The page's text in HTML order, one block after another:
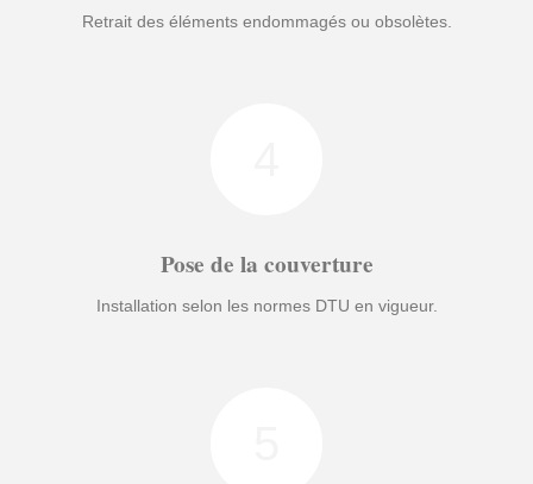
Retrait des éléments endommagés ou obsolètes.
Pose de la couverture
Installation selon les normes DTU en vigueur.